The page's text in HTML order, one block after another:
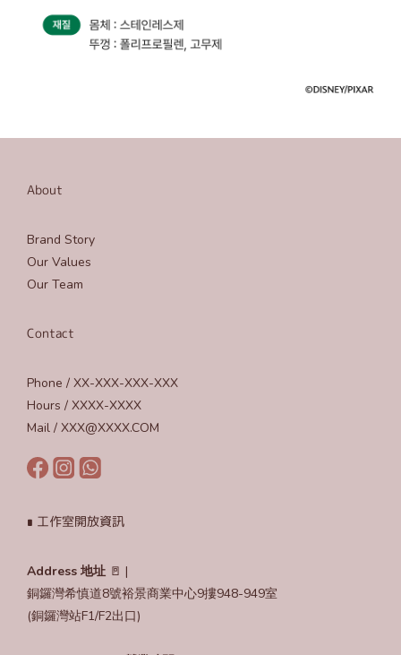
About
Brand Story
Our Values
Our Team
Contact
Phone / XX-XXX-XXX-XXX
Hours / XXXX-XXXX
Mail / XXX@XXXX.COM
∎ 工作室開放資訊
Address 地址 🚪 |
銅鑼灣希慎道8號裕景商業中心9摟948-949室
(銅鑼灣站F1/F2出口)